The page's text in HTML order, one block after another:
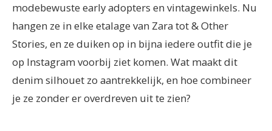
modebewuste early adopters en vintagewinkels. Nu
hangen ze in elke etalage van Zara tot & Other
Stories, en ze duiken op in bijna iedere outfit die je
op Instagram voorbij ziet komen. Wat maakt dit
denim silhouet zo aantrekkelijk, en hoe combineer
je ze zonder er overdreven uit te zien?